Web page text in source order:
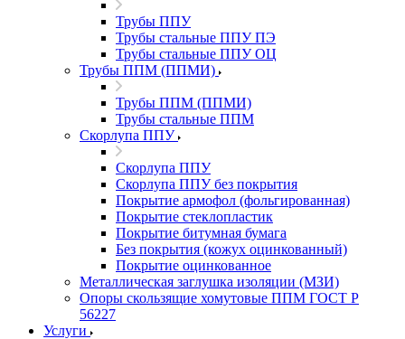
Трубы ППУ
Трубы стальные ППУ ПЭ
Трубы стальные ППУ ОЦ
Трубы ППМ (ППМИ)
Трубы ППМ (ППМИ)
Трубы стальные ППМ
Скорлупа ППУ
Скорлупа ППУ
Скорлупа ППУ без покрытия
Покрытие армофол (фольгированная)
Покрытие стеклопластик
Покрытие битумная бумага
Без покрытия (кожух оцинкованный)
Покрытие оцинкованное
Металлическая заглушка изоляции (МЗИ)
Опоры скользящие хомутовые ППМ ГОСТ Р
56227
Услуги